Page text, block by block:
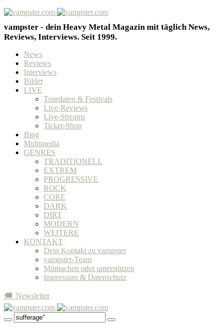
vampster - dein Heavy Metal Magazin mit täglich News,
Reviews, Interviews. Seit 1999.
News
Reviews
Interviews
Bilder
LIVE
Tourdaten & Festivals
Live-Reviews
Live-Streams
Ticket-Shop
Blog
Multimedia
GENRES
TRADITIONELL
EXTREM
PROGRESSIVE
ROCK
CORE
DARK
DIRT
MODERN
WEITERE
KONTAKT
Dein Kontakt zu vampster
vampster-Team
Mitmachen oder unterstützen
Impressum & Datenschutz
🗯 Newsletter